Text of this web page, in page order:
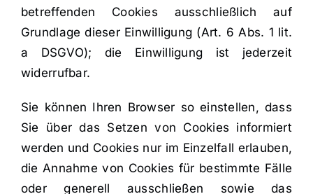
betreffenden Cookies ausschließlich auf
Grundlage dieser Einwilligung (Art. 6 Abs. 1 lit.
a DSGVO); die Einwilligung ist jederzeit
widerrufbar.
Sie können Ihren Browser so einstellen, dass
Sie über das Setzen von Cookies informiert
werden und Cookies nur im Einzelfall erlauben,
die Annahme von Cookies für bestimmte Fälle
oder generell ausschließen sowie das